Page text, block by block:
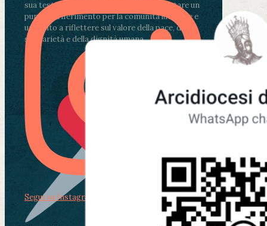
sua testimonianza continua a rappresentare un
punto di riferimento per la comunità lucchese e
un invito a riflettere sul valore della pace, della
solidarietà e della dignità umana.
Segui su Instagram